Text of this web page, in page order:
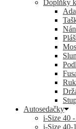
Doplňky
Autosedačky
i-Size 40
i-Size 40-